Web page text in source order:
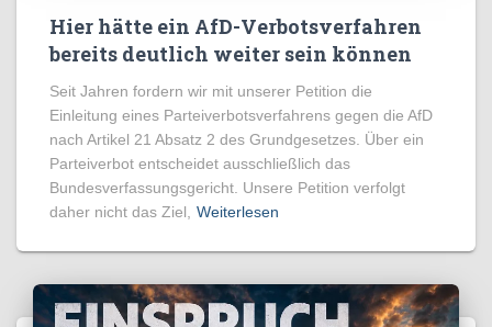
Hier hätte ein AfD-Verbotsverfahren
bereits deutlich weiter sein können
Seit Jahren fordern wir mit unserer Petition die
Einleitung eines Parteiverbotsverfahrens gegen die AfD
nach Artikel 21 Absatz 2 des Grundgesetzes. Über ein
Parteiverbot entscheidet ausschließlich das
Bundesverfassungsgericht. Unsere Petition verfolgt
daher nicht das Ziel,
Weiterlesen